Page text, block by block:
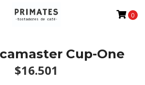
0
Cup-One
$16.501